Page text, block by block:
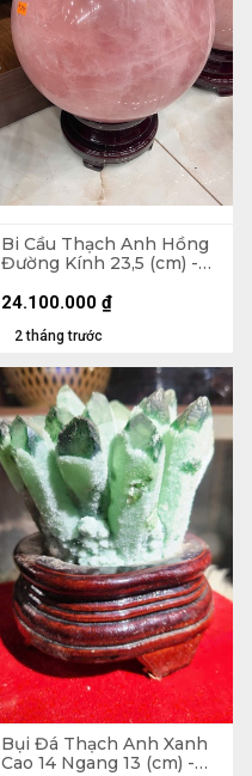
Bi Cầu Thạch Anh Hồng
Đường Kính 23,5 (cm) -
2 tháng trước
24.100.000 ₫
Bụi Đá Thạch Anh Xanh
Cao 14 Ngang 13 (cm) -